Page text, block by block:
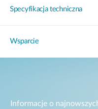
Specyfikacja techniczna
Wsparcie
Informacje o